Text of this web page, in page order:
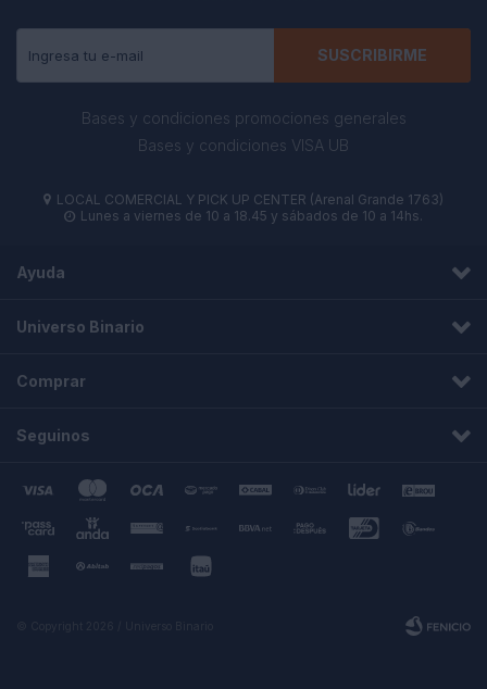
SUSCRIBIRME
Bases y condiciones promociones generales
Bases y condiciones VISA UB
 LOCAL COMERCIAL Y PICK UP CENTER (Arenal Grande 1763)
 Lunes a viernes de 10 a 18.45 y sábados de 10 a 14hs.
Ayuda
Universo Binario
Comprar
Seguinos